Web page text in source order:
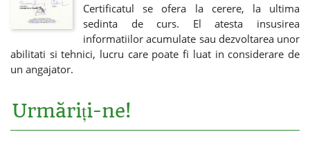
Certificatul se ofera la cerere, la ultima
sedinta de curs. El atesta insusirea
informatiilor acumulate sau dezvoltarea unor
abilitati si tehnici, lucru care poate fi luat in considerare de
un angajator.
Urmăriți-ne!